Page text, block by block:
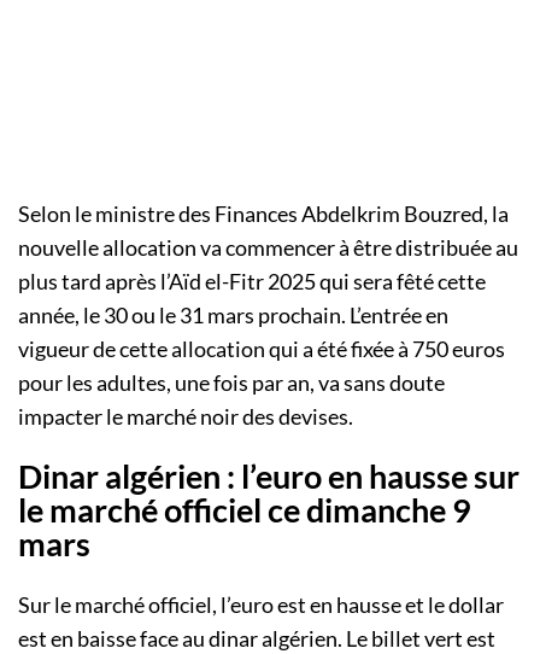
Selon le ministre des Finances Abdelkrim Bouzred, la
nouvelle allocation va commencer à être distribuée au
plus tard après l’Aïd el-Fitr 2025 qui sera fêté cette
année, le 30 ou le 31 mars prochain. L’entrée en
vigueur de cette allocation qui a été fixée à 750 euros
pour les adultes, une fois par an, va sans doute
impacter le marché noir des devises.
Dinar algérien : l’euro en hausse sur
le marché officiel ce dimanche 9
mars
Sur le marché officiel, l’euro est en hausse et le dollar
est en baisse face au dinar algérien. Le billet vert est